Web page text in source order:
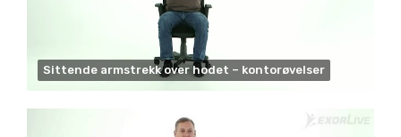
Sittende armstrekk over hodet – kontorøvelser